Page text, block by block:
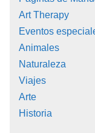
Art Therapy
Eventos
Animales
Naturaleza
Viajes
Arte
Historia